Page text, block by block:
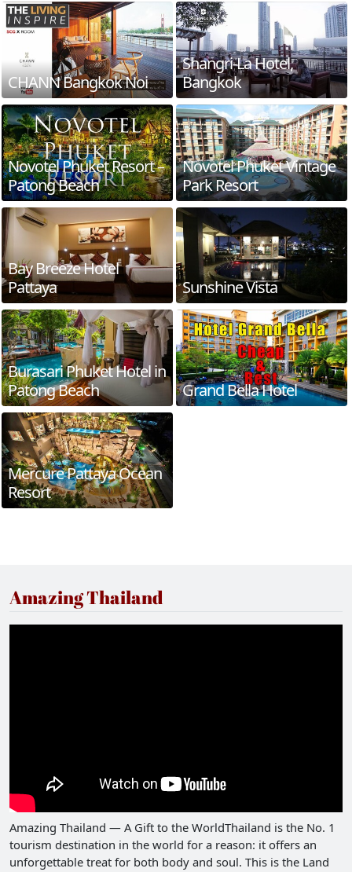
CHANN Bangkok Noi
Shangri-La Hotel,
Bangkok
Novotel Phuket Resort –
Patong Beach
Novotel Phuket Vintage
Park Resort
Bay Breeze Hotel
Pattaya
Sunshine Vista
Burasari Phuket Hotel in
Patong Beach
Grand Bella Hotel
Mercure Pattaya Ocean
Resort
Amazing Thailand
Amazing Thailand — A Gift to the WorldThailand is the No. 1
tourism destination in the world for a reason: it offers an
unforgettable treat for both body and soul. This is the Land